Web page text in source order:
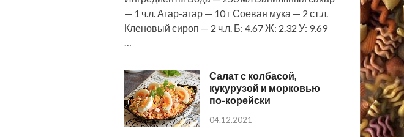
— 1 ч.л. Агар-агар — 10 г Соевая мука — 2 ст.л.
Кленовый сироп — 2 ч.л. Б: 4.67 Ж: 2.32 У: 9.69
…
Салат с колбасой,
кукурузой и морковью
по-корейски
04.12.2021